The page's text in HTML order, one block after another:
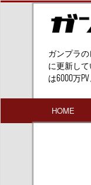
ガンプラ
に更新し
は6000万
HOME